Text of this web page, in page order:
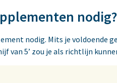
nodig?
nodig. Mits je voldoende
van 5’ zou je als richtlijn